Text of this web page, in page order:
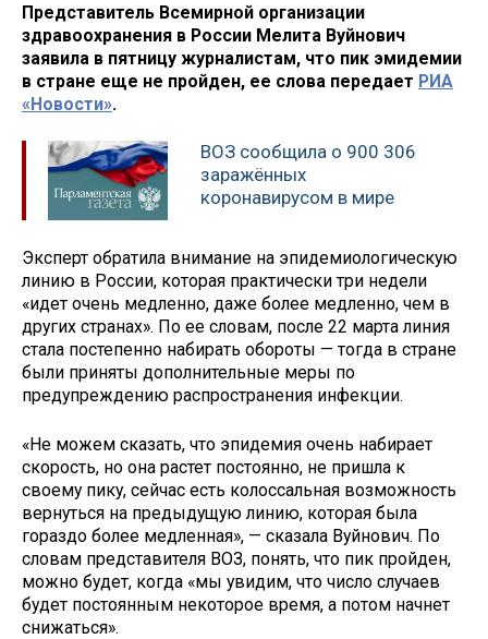
Представитель Всемирной организации
здравоохранения в России Мелита Вуйнович
заявила в пятницу журналистам, что пик эмидемии
в стране еще не пройден, ее слова передает РИА
«Новости».
ВОЗ сообщила о 900 306
заражённых
коронавирусом в мире
Эксперт обратила внимание на эпидемиологическую
линию в России, которая практически три недели
«идет очень медленно, даже более медленно, чем в
других странах». По ее словам, после 22 марта линия
стала постепенно набирать обороты — тогда в стране
были приняты дополнительные меры по
предупреждению распространения инфекции.
«Не можем сказать, что эпидемия очень набирает
скорость, но она растет постоянно, не пришла к
своему пику, сейчас есть колоссальная возможность
вернуться на предыдущую линию, которая была
гораздо более медленная», — сказала Вуйнович. По
словам представителя ВОЗ, понять, что пик пройден,
можно будет, когда «мы увидим, что число случаев
будет постоянным некоторое время, а потом начнет
снижаться».